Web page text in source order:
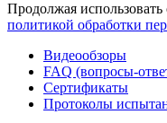
Продолжая использовать
политикой обработки
Видеообзоры
FAQ (вопросы-
Сертификаты
Протоколы